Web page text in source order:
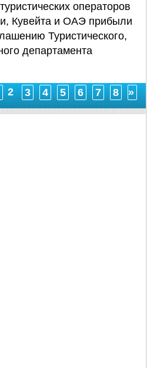
операторов
Кувейта и ОАЭ прибыли
Туристического,
департамента
2 3 4 5 6 7 8 »